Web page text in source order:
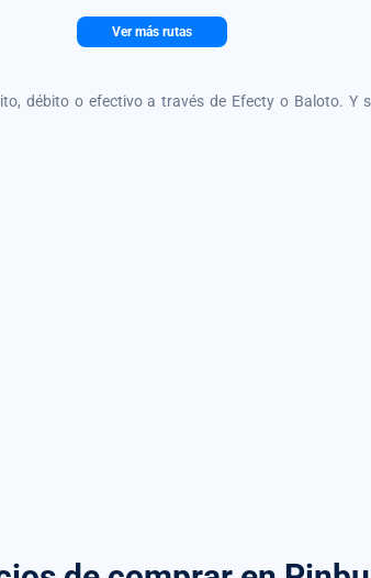
Ver más rutas
débito o efectivo a través de Efecty o Baloto.